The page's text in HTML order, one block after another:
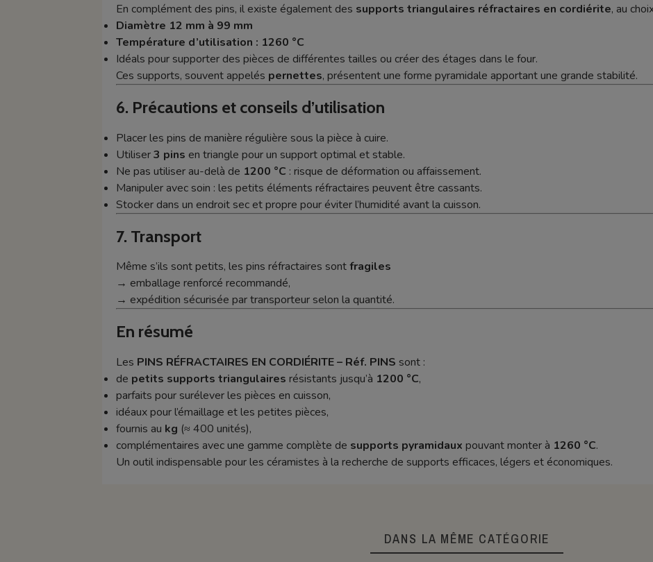
En complément des pins, il existe également des supports triangulaires réfractaires en cordiérite, au
Diamètre 12 mm à 99 mm
Température d’utilisation : 1260 °C
Idéals pour supporter des pièces de différentes tailles ou créer des étages dans le four.
Ces supports, souvent appelés pernettes, présentent une forme pyramidale apportant une grande stabilité.
6. Précautions et conseils d’utilisation
Placer les pins de manière régulière sous la pièce à cuire.
Utiliser3 pins en triangle pour un support optimal et stable.
Ne pas utiliser au-delà de 1200 °C : risque de déformation ou affaissement.
Manipuler avec soin : les petits éléments réfractaires peuvent être cassants.
Stocker dans un endroit sec et propre pour éviter l’humidité avant la cuisson.
7. Transport
Même s’ils sont petits, les pins réfractaires sontfragiles
→ emballage renforcé recommandé,
→ expédition sécurisée par transporteur selon la quantité.
En résumé
Les PINS RÉFRACTAIRES EN CORDIÉRITE – Réf. PINS sont :
de petits supports triangulaires résistants jusqu’à 1200 °C,
parfaits pour surélever les pièces en cuisson,
idéaux pour l’émaillage et les petites pièces,
fournis au kg (≈ 400 unités),
complémentaires avec une gamme complète de supports pyramidaux pouvant monter à 1260 °C.
Un outil indispensable pour les céramistes à la recherche de supports efficaces, légers et économiques.
DANS LA MÊME CATÉGORIE